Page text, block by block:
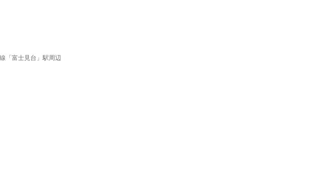
「富士見台」駅周辺